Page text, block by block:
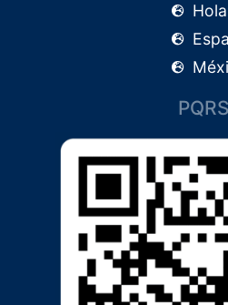
PQRS